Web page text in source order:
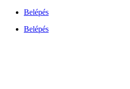
Ugrás
tartalomhoz
Belépés
Belépés